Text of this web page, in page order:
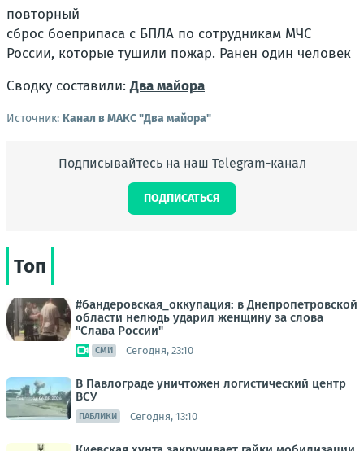
повторный
сброс боеприпаса с БПЛА по сотрудникам МЧС
России, которые тушили пожар. Ранен один человек
Сводку составили:Два майора
Источник: Канал в МАКС "Два майора"
Подписывайтесь на наш Telegram-канал
ПОДПИСАТЬСЯ
Топ
#бандеровская_оккупация: в Днепропетровской
области нелюдь ударил женщину за слова
"Слава России"
СМИ Сегодня, 23:10
В Павлограде уничтожен логистический центр
ВСУ
ПАБЛИКИ Сегодня, 13:10